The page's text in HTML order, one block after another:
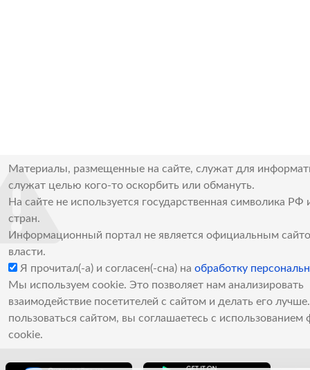
Материалы, размещенные на сайте, служат для
служат целью кого-то оскорбить или обмануть.
На сайте не используется государственная символика РФ
стран.
Информационный портал не является официальным
власти.
Я прочитал(-а) и согласен(-сна) на обработку
Мы используем cookie. Это позволяет нам анализировать
взаимодействие посетителей с сайтом и делать его
пользоваться сайтом, вы соглашаетесь с использованием
cookie.